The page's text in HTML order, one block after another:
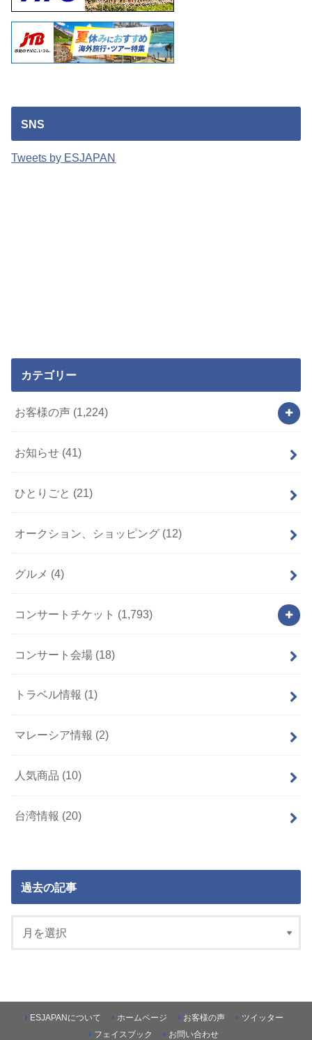
SNS
Tweets by ESJAPAN
カテゴリー
お客様の声 (1,224)
お知らせ (41)
ひとりごと (21)
オークション、ショッピング (12)
グルメ (4)
コンサートチケット (1,793)
コンサート会場 (18)
トラベル情報 (1)
マレーシア情報 (2)
人気商品 (10)
台湾情報 (20)
過去の記事
ESJAPANについて ホームページ お客様の声
ツイッター
フェイスブック
お問い合わせ